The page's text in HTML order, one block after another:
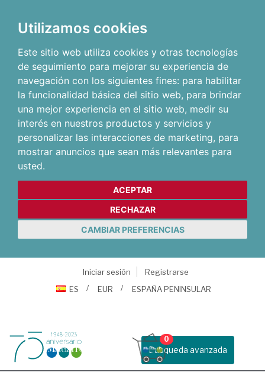
Utilizamos cookies
Este sitio web utiliza cookies y otras tecnologías
de seguimiento para mejorar su experiencia de
navegación con los siguientes fines: para habilitar
la funcionalidad básica del sitio web, para brindar
una mejor experiencia en el sitio web, medir su
interés en nuestros productos y servicios y
personalizar las interacciones de marketing, para
mostrar anuncios que sean más relevantes para
usted.
ACEPTAR
RECHAZAR
CAMBIAR PREFERENCIAS
Iniciar sesión
Registrarse
ES
EUR ESPAÑA PENINSULAR
Busqueda avanzada
0